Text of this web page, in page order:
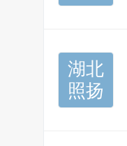
湖北
照扬